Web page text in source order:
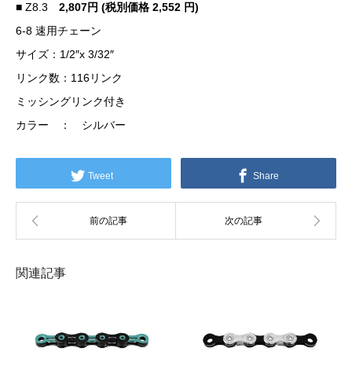
■ Z8.3 2,807円 (税別価格 2,552 円)
6-8 速用チェーン
サイズ：1/2″x 3/32″
リンク数：116リンク
ミッシングリンク付き
カラー ： シルバー
Tweet Share
関連記事